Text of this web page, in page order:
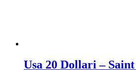
Usa 20 Dollari –